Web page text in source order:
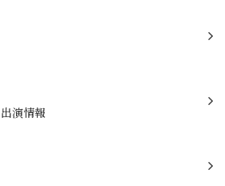
演情報